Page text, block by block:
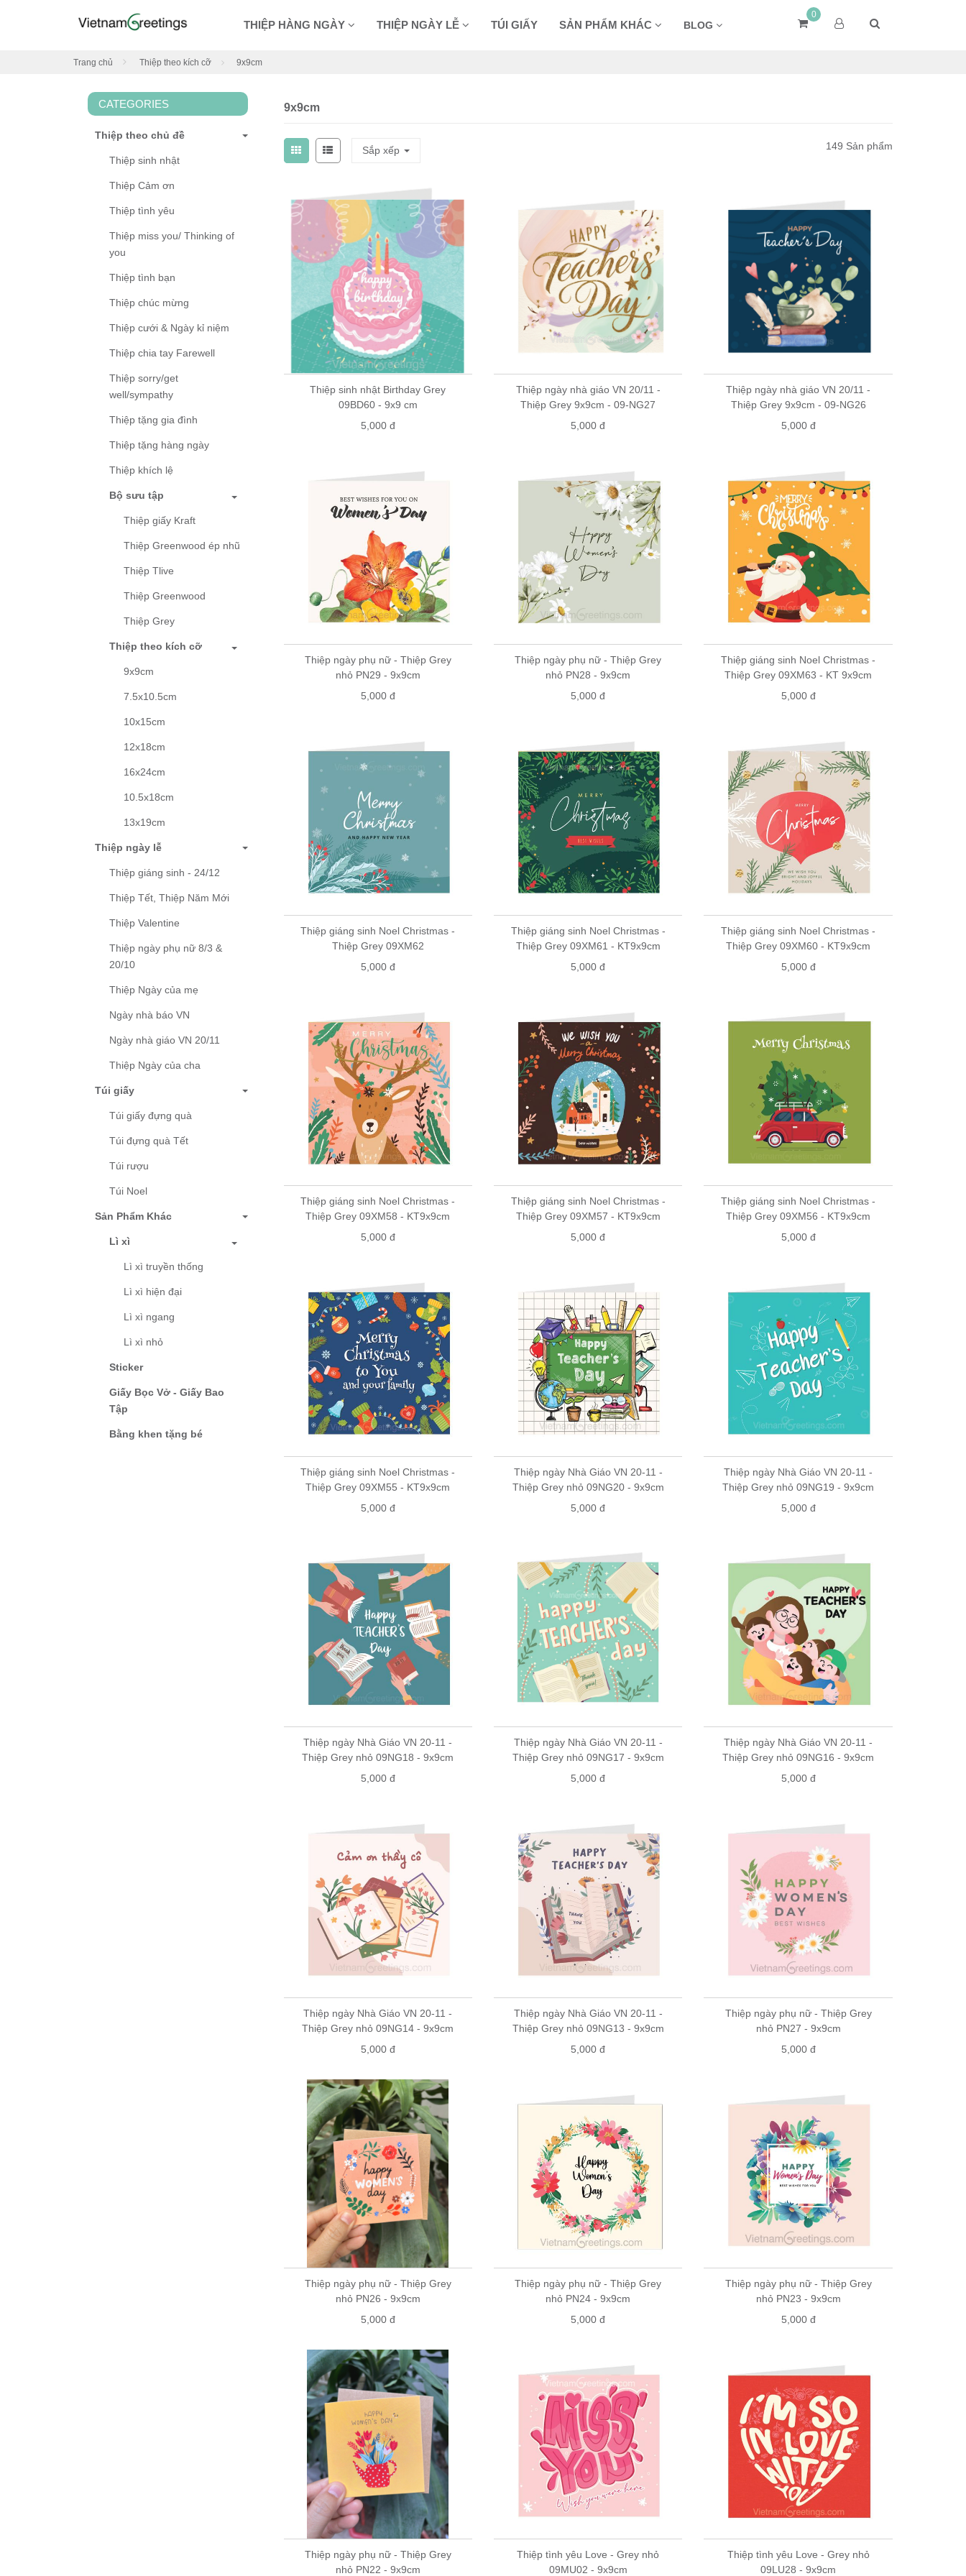
THIỆP HÀNG NGÀY THIỆP NGÀY LỄ TÚI GIẤY SẢN PHẨM KHÁC BLOG
0
Trang chủ Thiệp theo kích cỡ 9x9cm
CATEGORIES
Thiệp theo chủ đề
Thiệp sinh nhật
Thiệp Cảm ơn
Thiệp tình yêu
Thiệp miss you/ Thinking of
you
Thiệp tình bạn
Thiệp chúc mừng
Thiệp cưới & Ngày kỉ niệm
Thiệp chia tay Farewell
Thiệp sorry/get
well/sympathy
Thiệp tặng gia đình
Thiệp tặng hàng ngày
Thiệp khích lệ
Bộ sưu tập
Thiệp giấy Kraft
Thiệp Greenwood ép nhũ
Thiệp Tlive
Thiệp Greenwood
Thiệp Grey
Thiệp theo kích cỡ
9x9cm
7.5x10.5cm
10x15cm
12x18cm
16x24cm
10.5x18cm
13x19cm
Thiệp ngày lễ
Thiệp giáng sinh - 24/12
Thiệp Tết, Thiệp Năm Mới
Thiệp Valentine
Thiệp ngày phụ nữ 8/3 &
20/10
Thiệp Ngày của mẹ
Ngày nhà báo VN
Ngày nhà giáo VN 20/11
Thiệp Ngày của cha
Túi giấy
Túi giấy đựng quà
Túi đựng quà Tết
Túi rượu
Túi Noel
Sản Phẩm Khác
Lì xì
Lì xì truyền thống
Lì xì hiện đại
Lì xì ngang
Lì xì nhỏ
Sticker
Giấy Bọc Vở - Giấy Bao
Tập
Bằng khen tặng bé
9x9cm
Sắp xếp 149 Sản phẩm
Thiệp sinh nhật Birthday Grey
09BD60 - 9x9 cm
5,000 đ
Thiệp ngày nhà giáo VN 20/11 -
Thiệp Grey 9x9cm - 09-NG27
5,000 đ
Thiệp ngày nhà giáo VN 20/11 -
Thiệp Grey 9x9cm - 09-NG26
5,000 đ
Thiệp ngày phụ nữ - Thiệp Grey
nhỏ PN29 - 9x9cm
5,000 đ
Thiệp ngày phụ nữ - Thiệp Grey
nhỏ PN28 - 9x9cm
5,000 đ
Thiệp giáng sinh Noel Christmas -
Thiệp Grey 09XM63 - KT 9x9cm
5,000 đ
Thiệp giáng sinh Noel Christmas -
Thiệp Grey 09XM62
5,000 đ
Thiệp giáng sinh Noel Christmas -
Thiệp Grey 09XM61 - KT9x9cm
5,000 đ
Thiệp giáng sinh Noel Christmas -
Thiệp Grey 09XM60 - KT9x9cm
5,000 đ
Thiệp giáng sinh Noel Christmas -
Thiệp Grey 09XM58 - KT9x9cm
5,000 đ
Thiệp giáng sinh Noel Christmas -
Thiệp Grey 09XM57 - KT9x9cm
5,000 đ
Thiệp giáng sinh Noel Christmas -
Thiệp Grey 09XM56 - KT9x9cm
5,000 đ
Thiệp giáng sinh Noel Christmas -
Thiệp Grey 09XM55 - KT9x9cm
5,000 đ
Thiệp ngày Nhà Giáo VN 20-11 -
Thiệp Grey nhỏ 09NG20 - 9x9cm
5,000 đ
Thiệp ngày Nhà Giáo VN 20-11 -
Thiệp Grey nhỏ 09NG19 - 9x9cm
5,000 đ
Thiệp ngày Nhà Giáo VN 20-11 -
Thiệp Grey nhỏ 09NG18 - 9x9cm
5,000 đ
Thiệp ngày Nhà Giáo VN 20-11 -
Thiệp Grey nhỏ 09NG17 - 9x9cm
5,000 đ
Thiệp ngày Nhà Giáo VN 20-11 -
Thiệp Grey nhỏ 09NG16 - 9x9cm
5,000 đ
Thiệp ngày Nhà Giáo VN 20-11 -
Thiệp Grey nhỏ 09NG14 - 9x9cm
5,000 đ
Thiệp ngày Nhà Giáo VN 20-11 -
Thiệp Grey nhỏ 09NG13 - 9x9cm
5,000 đ
Thiệp ngày phụ nữ - Thiệp Grey
nhỏ PN27 - 9x9cm
5,000 đ
Thiệp ngày phụ nữ - Thiệp Grey
nhỏ PN26 - 9x9cm
5,000 đ
Thiệp ngày phụ nữ - Thiệp Grey
nhỏ PN24 - 9x9cm
5,000 đ
Thiệp ngày phụ nữ - Thiệp Grey
nhỏ PN23 - 9x9cm
5,000 đ
Thiệp ngày phụ nữ - Thiệp Grey
nhỏ PN22 - 9x9cm
Thiệp tình yêu Love - Grey nhỏ
09MU02 - 9x9cm
Thiệp tình yêu Love - Grey nhỏ
09LU28 - 9x9cm